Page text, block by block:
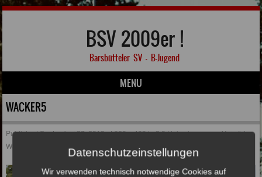
BSV 2009er !
Barsbütteler SV – B-Jugend
MENU
Skip to content
WACKER5
PublishedSeptember 27, 2018at650 × 409in2:0 Heimsieg gegen Vorwärts
Wacker Billstedt
Datenschutzeinstellungen
Wir verwenden technisch notwendige Cookies auf